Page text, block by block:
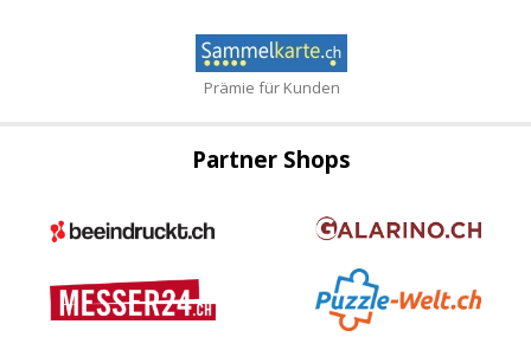
Prämie für Kunden
Partner Shops